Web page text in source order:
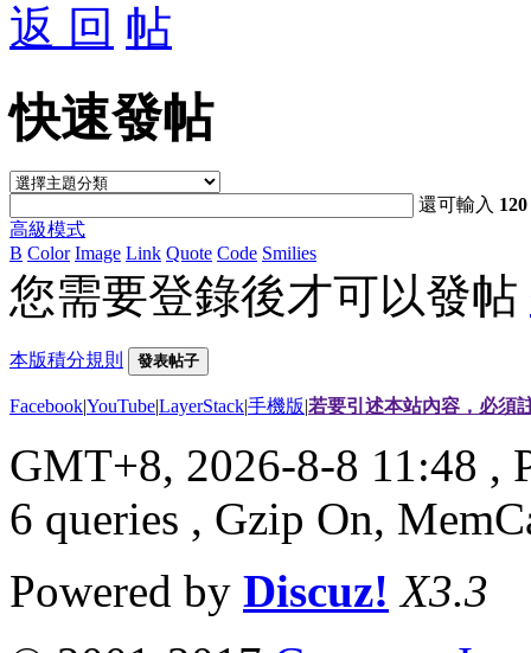
返 回
快速發帖
還可輸入 120
高級模式
B Color Image Link Quote Code Smilies
您需要登錄後才可以發帖
本版積分規則 發表帖子
Facebook|YouTube|LayerStack|手機版|若要引述本站內容，必須
GMT+8, 2026-8-8 11:48 ,
6 queries , Gzip On,
Powered by Discuz! X3.3